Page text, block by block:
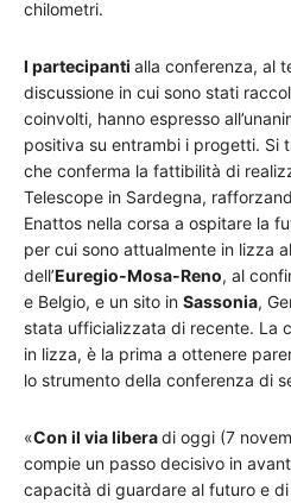
chilometri.
I partecipanti alla conferenza, al
discussione in cui sono stati
coinvolti, hanno espresso
positiva su entrambi i progetti. Si
che conferma la fattibilità di
Telescope in Sardegna,
Enattos nella corsa a ospitare la
per cui sono attualmente in lizza
dell’Euregio-Mosa-Reno, al
e Belgio, e un sito in Sassonia,
stata ufficializzata di recente. La
in lizza, è la prima a ottenere
lo strumento della conferenza di
«Con il via liberadi oggi (7
compie un passo decisivo in
capacità di guardare al futuro e